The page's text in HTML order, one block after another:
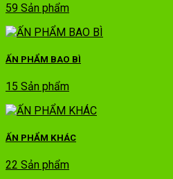
59 Sản phẩm
ẤN PHẨM BAO BÌ
15 Sản phẩm
ẤN PHẨM KHÁC
22 Sản phẩm